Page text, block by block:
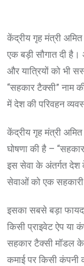
केंद्रीय गृह मंत्री
एक बड़ी सौगात दी है।
और यात्रियों को भी
“सहकार टैक्सी” नाम
में देश की परिवहन
केंद्रीय गृह मंत्री
घोषणा की है –
इस सेवा के अंतर्गत देश
सेवाओं को एक सहकारी
इसका सबसे बड़ा
किसी प्राइवेट ऐप या
सहकार टैक्सी मॉडल
कमाई पर किसी कंपनी